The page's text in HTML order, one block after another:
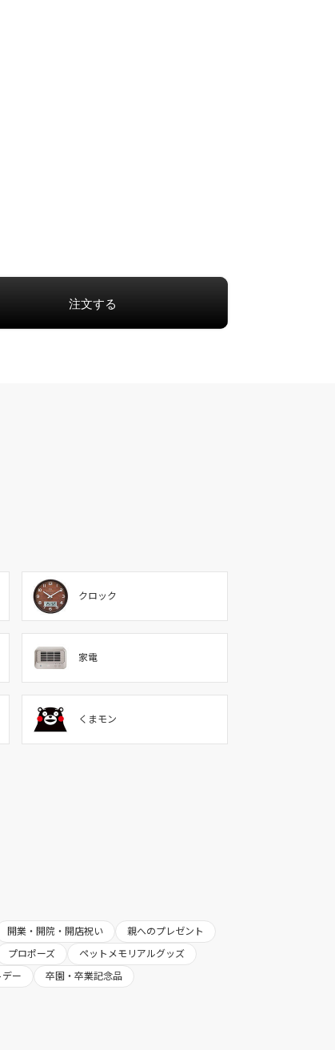
クロック
家電
くまモン
開業・開院・開店祝い
親へのプレゼント
プロポーズ
ペットメモリアルグッズ
デー
卒園・卒業記念品